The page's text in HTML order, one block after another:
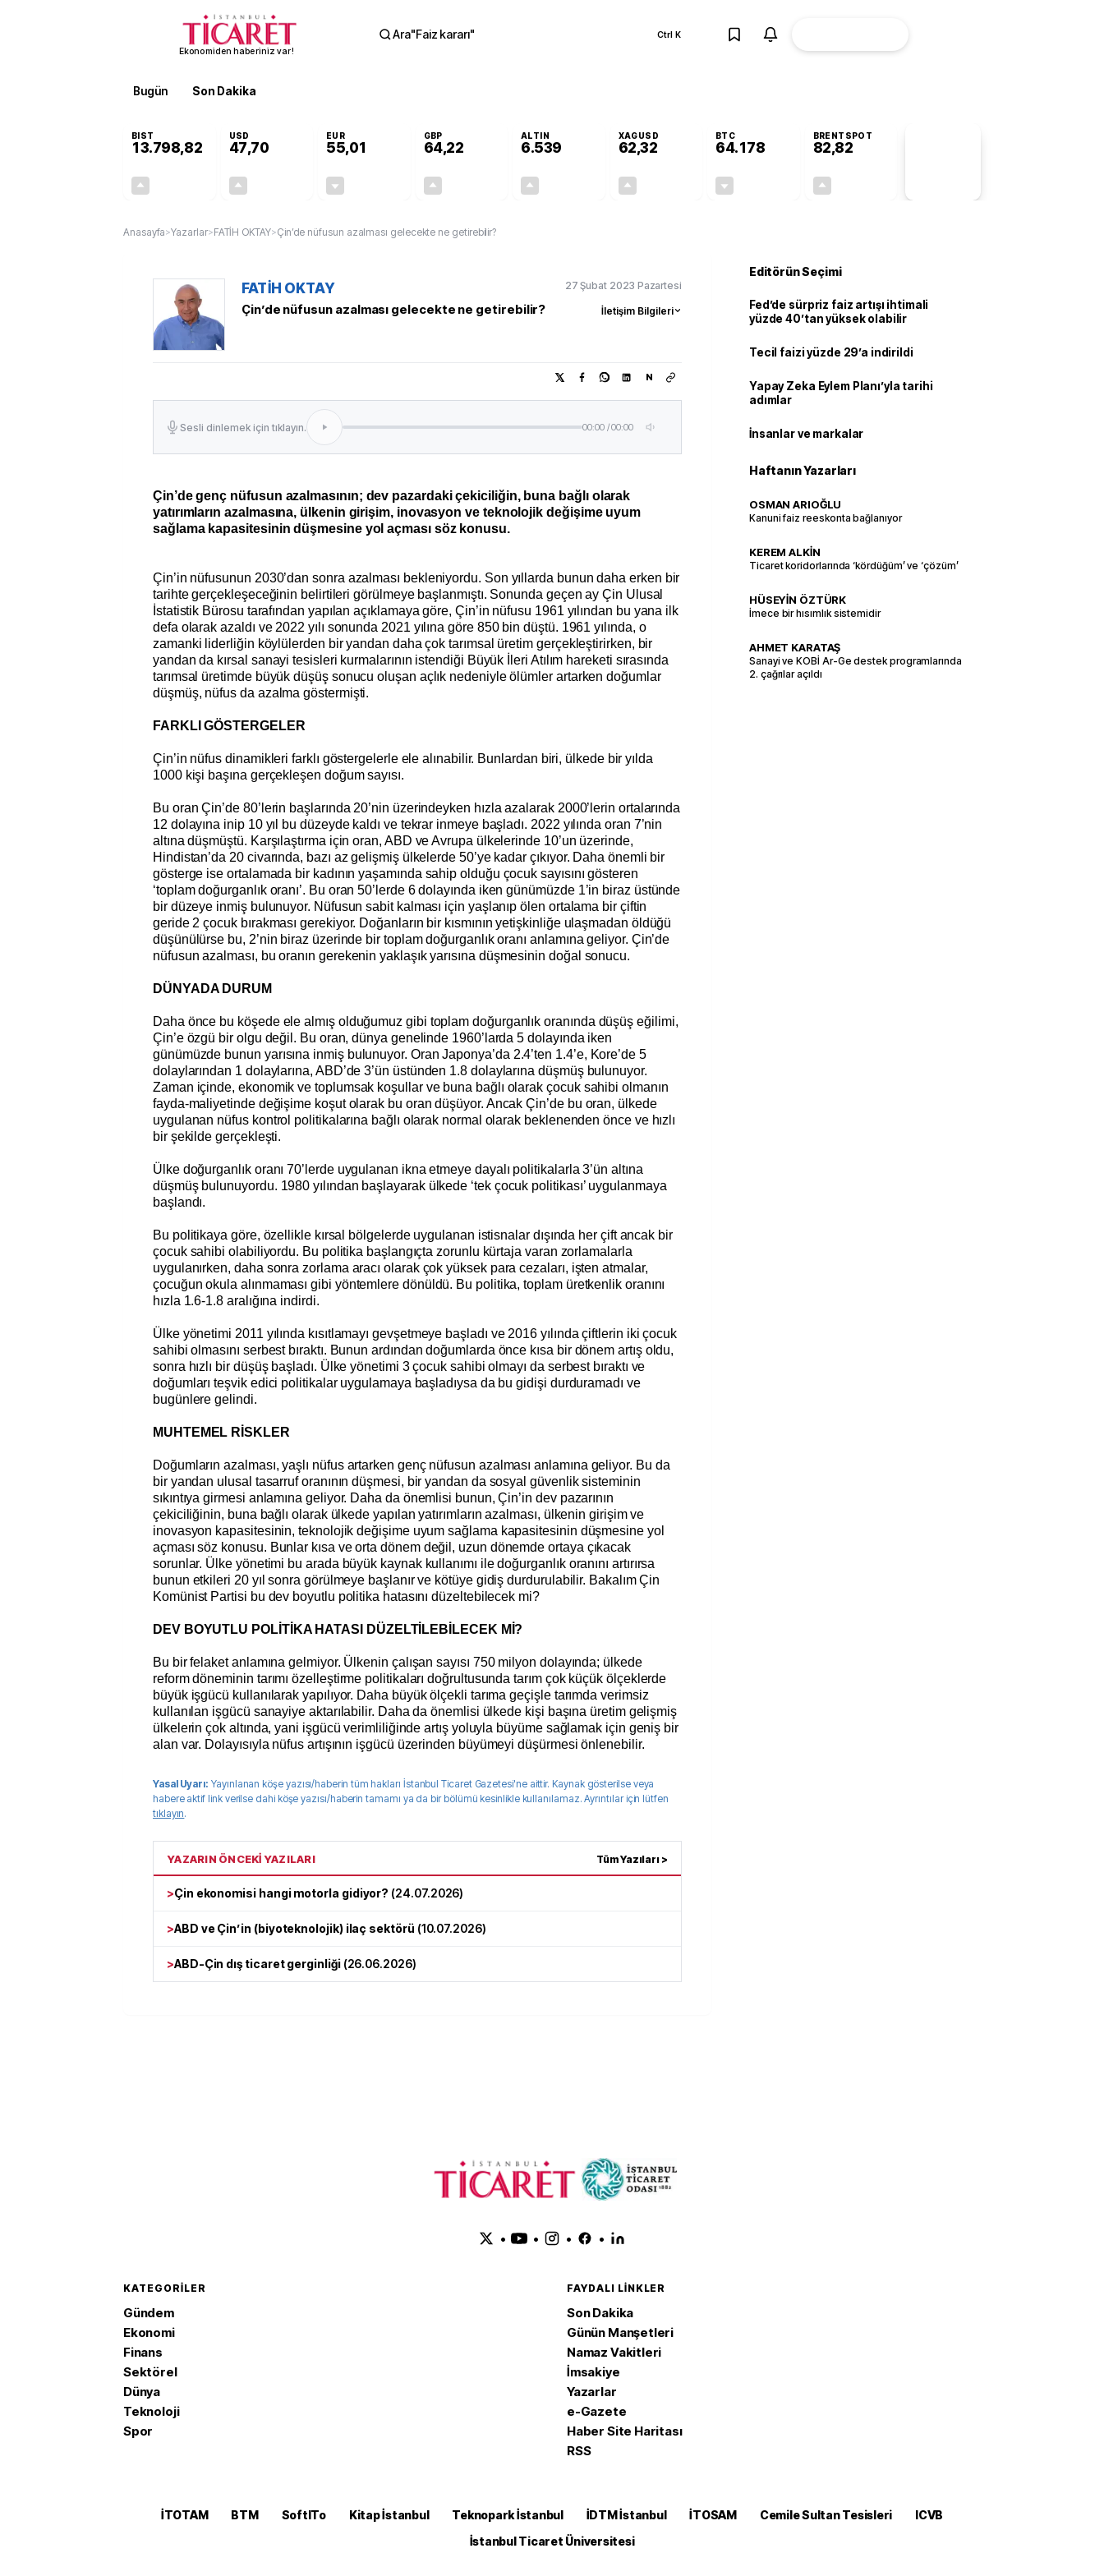
Ekonomiden haberiniz var!
Ara"Faiz kararı" Ctrl K
Bugün Son Dakika
BIST
13.798,82
USD
47,70
EUR
55,01
GBP
64,22
ALTIN
6.539
XAGUSD
62,32
BTC
64.178
BRENTSPOT
82,82
Anasayfa>Yazarlar>FATİH OKTAY>Çin’de nüfusun azalması gelecekte ne getirebilir?
FATİH OKTAY
Çin’de nüfusun azalması gelecekte ne getirebilir?
27 Şubat 2023 Pazartesi
İletişim Bilgileri
N
Sesli dinlemek için tıklayın. 00:00/00:00
Çin’de genç nüfusun azalmasının; dev pazardaki çekiciliğin, buna bağlı olarak
yatırımların azalmasına, ülkenin girişim, inovasyon ve teknolojik değişime uyum
sağlama kapasitesinin düşmesine yol açması söz konusu.
Çin’in nüfusunun 2030’dan sonra azalması bekleniyordu. Son yıllarda bunun daha erken bir
tarihte gerçekleşeceğinin belirtileri görülmeye başlanmıştı. Sonunda geçen ay Çin Ulusal
İstatistik Bürosu tarafından yapılan açıklamaya göre, Çin’in nüfusu 1961 yılından bu yana ilk
defa olarak azaldı ve 2022 yılı sonunda 2021 yılına göre 850 bin düştü. 1961 yılında, o
zamanki liderliğin köylülerden bir yandan daha çok tarımsal üretim gerçekleştirirken, bir
yandan da kırsal sanayi tesisleri kurmalarının istendiği Büyük İleri Atılım hareketi sırasında
tarımsal üretimde büyük düşüş sonucu oluşan açlık nedeniyle ölümler artarken doğumlar
düşmüş, nüfus da azalma göstermişti.
FARKLI GÖSTERGELER
Çin’in nüfus dinamikleri farklı göstergelerle ele alınabilir. Bunlardan biri, ülkede bir yılda
1000 kişi başına gerçekleşen doğum sayısı.
Bu oran Çin’de 80’lerin başlarında 20’nin üzerindeyken hızla azalarak 2000’lerin ortalarında
12 dolayına inip 10 yıl bu düzeyde kaldı ve tekrar inmeye başladı. 2022 yılında oran 7’nin
altına düşmüştü. Karşılaştırma için oran, ABD ve Avrupa ülkelerinde 10’un üzerinde,
Hindistan’da 20 civarında, bazı az gelişmiş ülkelerde 50’ye kadar çıkıyor. Daha önemli bir
gösterge ise ortalamada bir kadının yaşamında sahip olduğu çocuk sayısını gösteren
‘toplam doğurganlık oranı’. Bu oran 50’lerde 6 dolayında iken günümüzde 1’in biraz üstünde
bir düzeye inmiş bulunuyor. Nüfusun sabit kalması için yaşlanıp ölen ortalama bir çiftin
geride 2 çocuk bırakması gerekiyor. Doğanların bir kısmının yetişkinliğe ulaşmadan öldüğü
düşünülürse bu, 2’nin biraz üzerinde bir toplam doğurganlık oranı anlamına geliyor. Çin’de
nüfusun azalması, bu oranın gerekenin yaklaşık yarısına düşmesinin doğal sonucu.
DÜNYADA DURUM
Daha önce bu köşede ele almış olduğumuz gibi toplam doğurganlık oranında düşüş eğilimi,
Çin’e özgü bir olgu değil. Bu oran, dünya genelinde 1960’larda 5 dolayında iken
günümüzde bunun yarısına inmiş bulunuyor. Oran Japonya’da 2.4’ten 1.4’e, Kore’de 5
dolaylarından 1 dolaylarına, ABD’de 3’ün üstünden 1.8 dolaylarına düşmüş bulunuyor.
Zaman içinde, ekonomik ve toplumsak koşullar ve buna bağlı olarak çocuk sahibi olmanın
fayda-maliyetinde değişime koşut olarak bu oran düşüyor. Ancak Çin’de bu oran, ülkede
uygulanan nüfus kontrol politikalarına bağlı olarak normal olarak beklenenden önce ve hızlı
bir şekilde gerçekleşti.
Ülke doğurganlık oranı 70’lerde uygulanan ikna etmeye dayalı politikalarla 3’ün altına
düşmüş bulunuyordu. 1980 yılından başlayarak ülkede ‘tek çocuk politikası’ uygulanmaya
başlandı.
Bu politikaya göre, özellikle kırsal bölgelerde uygulanan istisnalar dışında her çift ancak bir
çocuk sahibi olabiliyordu. Bu politika başlangıçta zorunlu kürtaja varan zorlamalarla
uygulanırken, daha sonra zorlama aracı olarak çok yüksek para cezaları, işten atmalar,
çocuğun okula alınmaması gibi yöntemlere dönüldü. Bu politika, toplam üretkenlik oranını
hızla 1.6-1.8 aralığına indirdi.
Ülke yönetimi 2011 yılında kısıtlamayı gevşetmeye başladı ve 2016 yılında çiftlerin iki çocuk
sahibi olmasını serbest bıraktı. Bunun ardından doğumlarda önce kısa bir dönem artış oldu,
sonra hızlı bir düşüş başladı. Ülke yönetimi 3 çocuk sahibi olmayı da serbest bıraktı ve
doğumları teşvik edici politikalar uygulamaya başladıysa da bu gidişi durduramadı ve
bugünlere gelindi.
MUHTEMEL RİSKLER
Doğumların azalması, yaşlı nüfus artarken genç nüfusun azalması anlamına geliyor. Bu da
bir yandan ulusal tasarruf oranının düşmesi, bir yandan da sosyal güvenlik sisteminin
sıkıntıya girmesi anlamına geliyor. Daha da önemlisi bunun, Çin’in dev pazarının
çekiciliğinin, buna bağlı olarak ülkede yapılan yatırımların azalması, ülkenin girişim ve
inovasyon kapasitesinin, teknolojik değişime uyum sağlama kapasitesinin düşmesine yol
açması söz konusu. Bunlar kısa ve orta dönem değil, uzun dönemde ortaya çıkacak
sorunlar. Ülke yönetimi bu arada büyük kaynak kullanımı ile doğurganlık oranını artırırsa
bunun etkileri 20 yıl sonra görülmeye başlanır ve kötüye gidiş durdurulabilir. Bakalım Çin
Komünist Partisi bu dev boyutlu politika hatasını düzeltebilecek mi?
DEV BOYUTLU POLİTİKA HATASI DÜZELTİLEBİLECEK Mİ?
Bu bir felaket anlamına gelmiyor. Ülkenin çalışan sayısı 750 milyon dolayında; ülkede
reform döneminin tarımı özelleştirme politikaları doğrultusunda tarım çok küçük ölçeklerde
büyük işgücü kullanılarak yapılıyor. Daha büyük ölçekli tarıma geçişle tarımda verimsiz
kullanılan işgücü sanayiye aktarılabilir. Daha da önemlisi ülkede kişi başına üretim gelişmiş
ülkelerin çok altında, yani işgücü verimliliğinde artış yoluyla büyüme sağlamak için geniş bir
alan var. Dolayısıyla nüfus artışının işgücü üzerinden büyümeyi düşürmesi önlenebilir.
Yasal Uyarı: Yayınlanan köşe yazısı/haberin tüm hakları İstanbul Ticaret Gazetesi'ne aittir. Kaynak gösterilse veya
habere aktif link verilse dahi köşe yazısı/haberin tamamı ya da bir bölümü kesinlikle kullanılamaz. Ayrıntılar için lütfen
tıklayın.
YAZARIN ÖNCEKİ YAZILARI Tüm Yazıları >
>Çin ekonomisi hangi motorla gidiyor? (24.07.2026)
>ABD ve Çin’in (biyoteknolojik) ilaç sektörü (10.07.2026)
>ABD-Çin dış ticaret gerginliği(26.06.2026)
Editörün Seçimi
Fed’de sürpriz faiz artışı ihtimali
yüzde 40’tan yüksek olabilir
Tecil faizi yüzde 29’a indirildi
Yapay Zeka Eylem Planı’yla tarihi
adımlar
İnsanlar ve markalar
Haftanın Yazarları
OSMAN ARIOĞLU
Kanuni faiz reeskonta bağlanıyor
KEREM ALKİN
Ticaret koridorlarında ‘kördüğüm’ ve ‘çözüm’
HÜSEYİN ÖZTÜRK
İmece bir hısımlık sistemidir
AHMET KARATAŞ
Sanayi ve KOBİ Ar-Ge destek programlarında
2. çağrılar açıldı
• • • •
KATEGORILER
Gündem
Ekonomi
Finans
Sektörel
Dünya
Teknoloji
Spor
FAYDALI LINKLER
Son Dakika
Günün Manşetleri
Namaz Vakitleri
İmsakiye
Yazarlar
e-Gazete
Haber Site Haritası
RSS
İTOTAM BTM SoftITo Kitap İstanbul Teknopark İstanbul İDTM İstanbul İTOSAM Cemile Sultan Tesisleri
ICVB
İstanbul Ticaret Üniversitesi